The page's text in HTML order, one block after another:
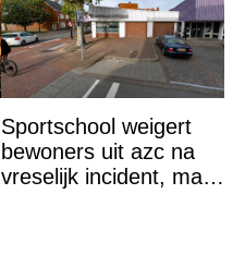
Sportschool weigert
bewoners uit azc na
vreselijk incident, maar